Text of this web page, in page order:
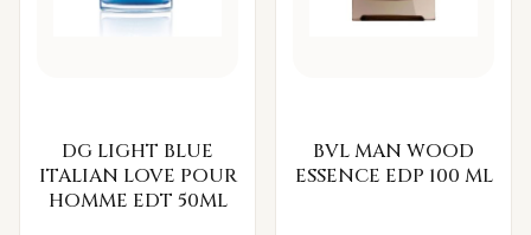
DG LIGHT BLUE
ITALIAN LOVE POUR
HOMME EDT 50ML
BVL MAN WOOD
ESSENCE EDP 100 ML